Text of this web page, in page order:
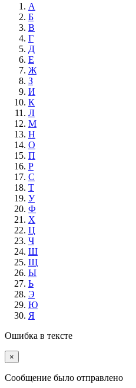
А
Б
В
Г
Д
Е
Ж
З
И
К
Л
М
Н
О
П
Р
С
Т
У
Ф
Х
Ц
Ч
Ш
Щ
Ы
Ь
Э
Ю
Я
Ошибка в тексте
×
Cообщение было отправлено